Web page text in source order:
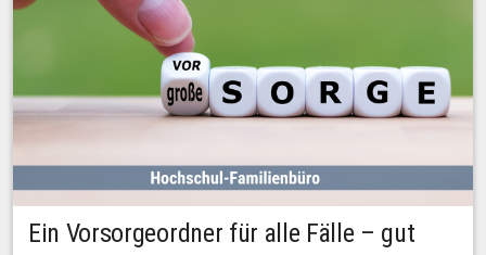
Ein Vorsorgeordner für alle Fälle – gut